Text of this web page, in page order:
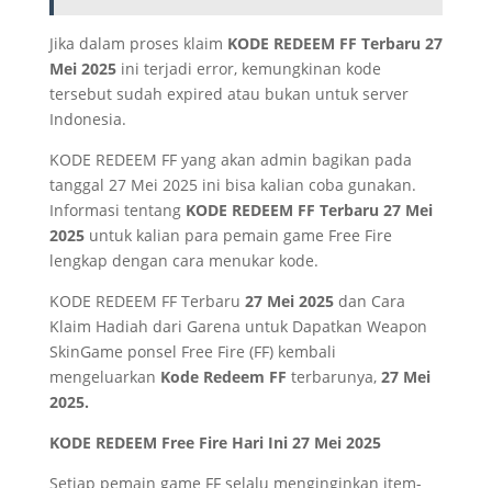
Jika dalam proses klaim KODE REDEEM FF Terbaru 27
Mei 2025ini terjadi error, kemungkinan kode
tersebut sudah expired atau bukan untuk server
Indonesia.
KODE REDEEM FF yang akan admin bagikan pada
tanggal 27 Mei 2025 ini bisa kalian coba gunakan.
Informasi tentang KODE REDEEM FF Terbaru 27 Mei
2025untuk kalian para pemain game Free Fire
lengkap dengan cara menukar kode.
KODE REDEEM FF Terbaru 27 Mei 2025dan Cara
Klaim Hadiah dari Garena untuk Dapatkan Weapon
SkinGame ponsel Free Fire (FF) kembali
mengeluarkan Kode Redeem FF terbarunya, 27 Mei
2025.
KODE REDEEM Free Fire Hari Ini 27 Mei 2025
Setiap pemain game FF selalu menginginkan item-